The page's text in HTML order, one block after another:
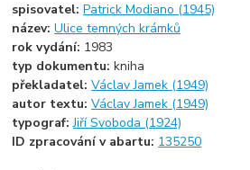
spisovatel:Patrick Modiano (1945)
název:Ulice temných krámků
rok vydání: 1983
typ dokumentu:kniha
překladatel:Václav Jamek (1949)
autor textu:Václav Jamek (1949)
typograf:Jiří Svoboda (1924)
ID zpracování v abartu: 135250